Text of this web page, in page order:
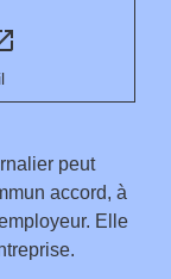
peut
accord, à
Elle